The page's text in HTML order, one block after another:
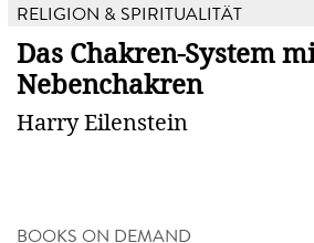
RELIGION & SPIRITUALITÄT
Das Chakren-System
Nebenchakren
Harry Eilenstein
BOOKS ON DEMAND